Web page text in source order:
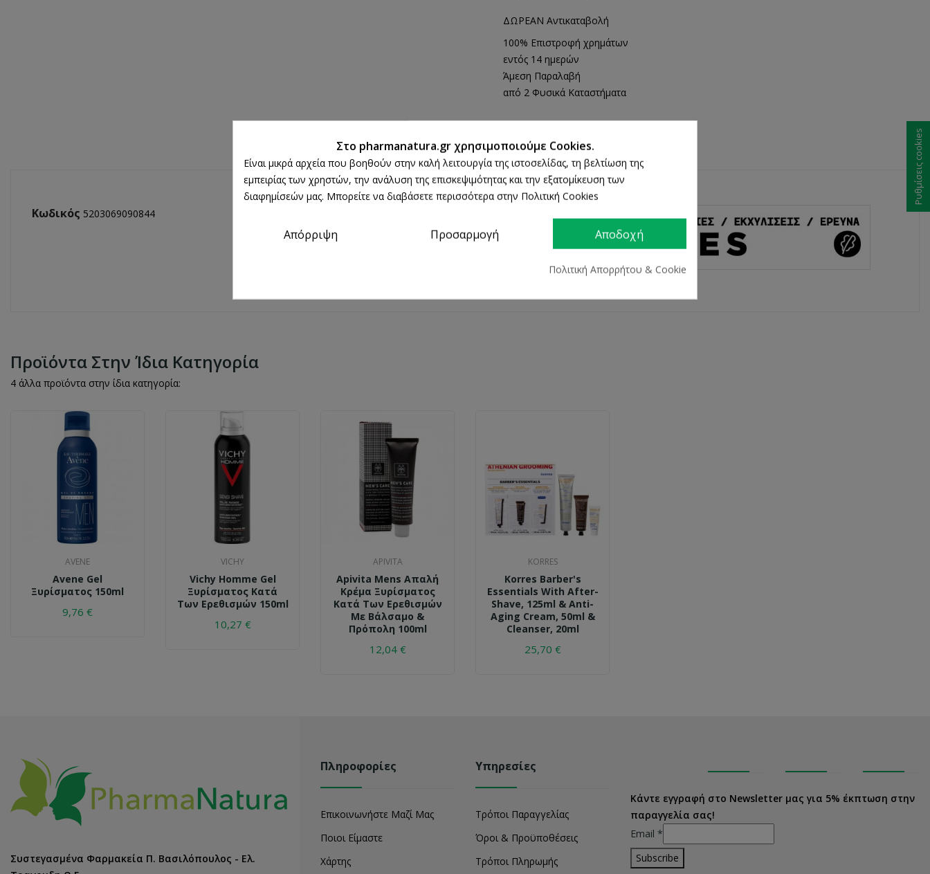
ΔΩΡΕΑΝ Αντικαταβολή
100% Επιστροφή χρημάτων
εντός 14 ημερών
Άμεση Παραλαβή
από 2 Φυσικά Καταστήματα
ΛΕΠΤΟΜΈΡΕΙΕΣ ΠΡΟΪΌΝΤΟΣ
Κωδικός 5203069090844
Προϊόντα Στην Ίδια Κατηγορία
4 άλλα προϊόντα στην ίδια κατηγορία:
AVENE
Avene Gel
Ξυρίσματος 150ml
9,76 €
VICHY
Vichy Homme Gel
Ξυρίσματος Κατά
Των Ερεθισμών 150ml
10,27 €
APIVITA
Apivita Mens Απαλή
Κρέμα Ξυρίσματος
Κατά Των Ερεθισμών
Με Βάλσαμο &
Πρόπολη 100ml
12,04 €
KORRES
Korres Barber's
Essentials With After-
Shave, 125ml & Anti-
Aging Cream, 50ml &
Cleanser, 20ml
25,70 €
Συστεγασμένα Φαρμακεία Π. Βασιλόπουλος - Ελ.
Πληροφορίες
Επικοινωνήστε Μαζί Μας
Ποιοι Είμαστε
Χάρτης
Υπηρεσίες
Τρόποι Παραγγελίας
Όροι & Προϋποθέσεις
Τρόποι Πληρωμής
Κάντε εγγραφή στο Newsletter μας για 5% έκπτωση στην
παραγγελία σας!
Email *
Στο pharmanatura.gr χρησιμοποιούμε Cookies.
Είναι μικρά αρχεία που βοηθούν στην καλή λειτουργία της ιστοσελίδας, τη βελτίωση της
εμπειρίας των χρηστών, την ανάλυση της επισκεψιμότητας και την εξατομίκευση των
διαφημίσεών μας. Μπορείτε να διαβάσετε περισσότερα στην Πολιτική Cookies
Απόρριψη Προσαρμογή Αποδοχή
Πολιτική Απορρήτου & Cookie
Ρυθμίσεις cookies